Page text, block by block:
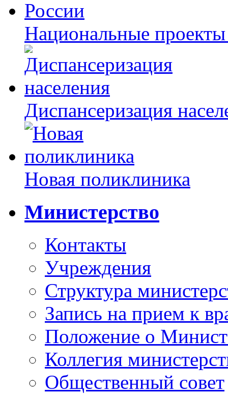
Национальные
Диспансеризация
Новая поликлиника
Министерство
Контакты
Учреждения
Структура
Запись на прием к
Положение о
Коллегия
Общественный совет